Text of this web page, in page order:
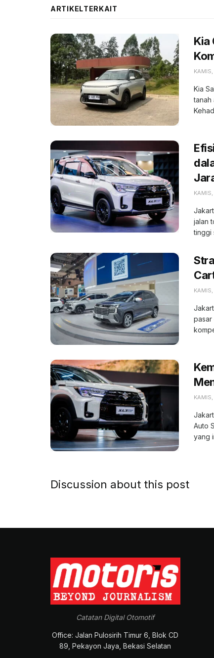
ARTIKELTERKAIT
Kia
Kia
tanah
jalan
tinggi
pasar
Auto
yang
Discussion about this post
Catatan Digital Otomotif
Office: Jalan Pulosirih Timur 6, Blok CD
89, Pekayon Jaya, Bekasi Selatan